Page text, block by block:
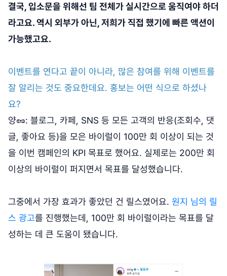
결국, 입소문을 위해선 팀 전체가 실시간으로 움직여야 하더
라고요. 역시 외부가 아닌, 저희가 직접 했기에 빠른 액션이
가능했고요.
이벤트를 연다고 끝이 아니라, 많은 참여를 위해 이벤트를
잘 알리는 것도 중요한데요. 홍보는 어떤 식으로 하셨나
요?
양🥜: 블로그, 카페, SNS 등 모든 고객의 반응(조회수, 댓
글, 좋아요 등)을 모은 바이럴이 100만 회 이상이 되는 것
을 이번 캠페인의 KPI 목표로 했어요. 실제로는 200만 회
이상의 바이럴이 퍼지면서 목표를 달성했습니다.
그중에서 가장 효과가 좋았던 건 릴스였어요. 원지 님의 릴
스 광고를 진행했는데, 100만 회 바이럴이라는 목표를 달
성하는 데 큰 도움이 됐습니다.